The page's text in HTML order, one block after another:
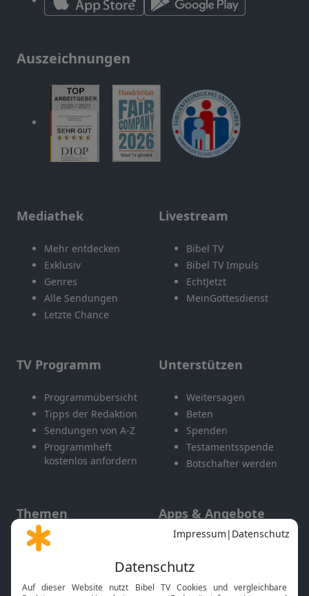
Auszeichnungen
Mediathek
Mehr entdecken
Exklusiv
Genres
Alle Sendungen
Letzte Chance
Livestream
Bibel TV
Bibel TV Impuls
EchtJetzt
MeinGottesdienst
TV Programm
Programmübersicht
Tipps der Redaktion
Sendungen von A-Z
Programmheft
kostenlos anfordern
Unterstützen
Weitersagen
Beten
Spenden
Testamentsspende
Botschafter werden
Themen
Gott und Bibel erklärt
Apps & Angebote
Mobile App